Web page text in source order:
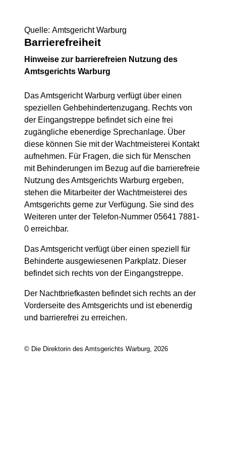
Quelle: Amtsgericht Warburg
Barrierefreiheit
Hinweise zur barrierefreien Nutzung des
Amtsgerichts Warburg
Das Amtsgericht Warburg verfügt über einen
speziellen Gehbehindertenzugang. Rechts von
der Eingangstreppe befindet sich eine frei
zugängliche ebenerdige Sprechanlage. Über
diese können Sie mit der Wachtmeisterei Kontakt
aufnehmen. Für Fragen, die sich für Menschen
mit Behinderungen im Bezug auf die barrierefreie
Nutzung des Amtsgerichts Warburg ergeben,
stehen die Mitarbeiter der Wachtmeisterei des
Amtsgerichts gerne zur Verfügung. Sie sind des
Weiteren unter der Telefon-Nummer 05641 7881-
0 erreichbar.
Das Amtsgericht verfügt über einen speziell für
Behinderte ausgewiesenen Parkplatz. Dieser
befindet sich rechts von der Eingangstreppe.
Der Nachtbriefkasten befindet sich rechts an der
Vorderseite des Amtsgerichts und ist ebenerdig
und barrierefrei zu erreichen.
© Die Direktorin des Amtsgerichts Warburg, 2026